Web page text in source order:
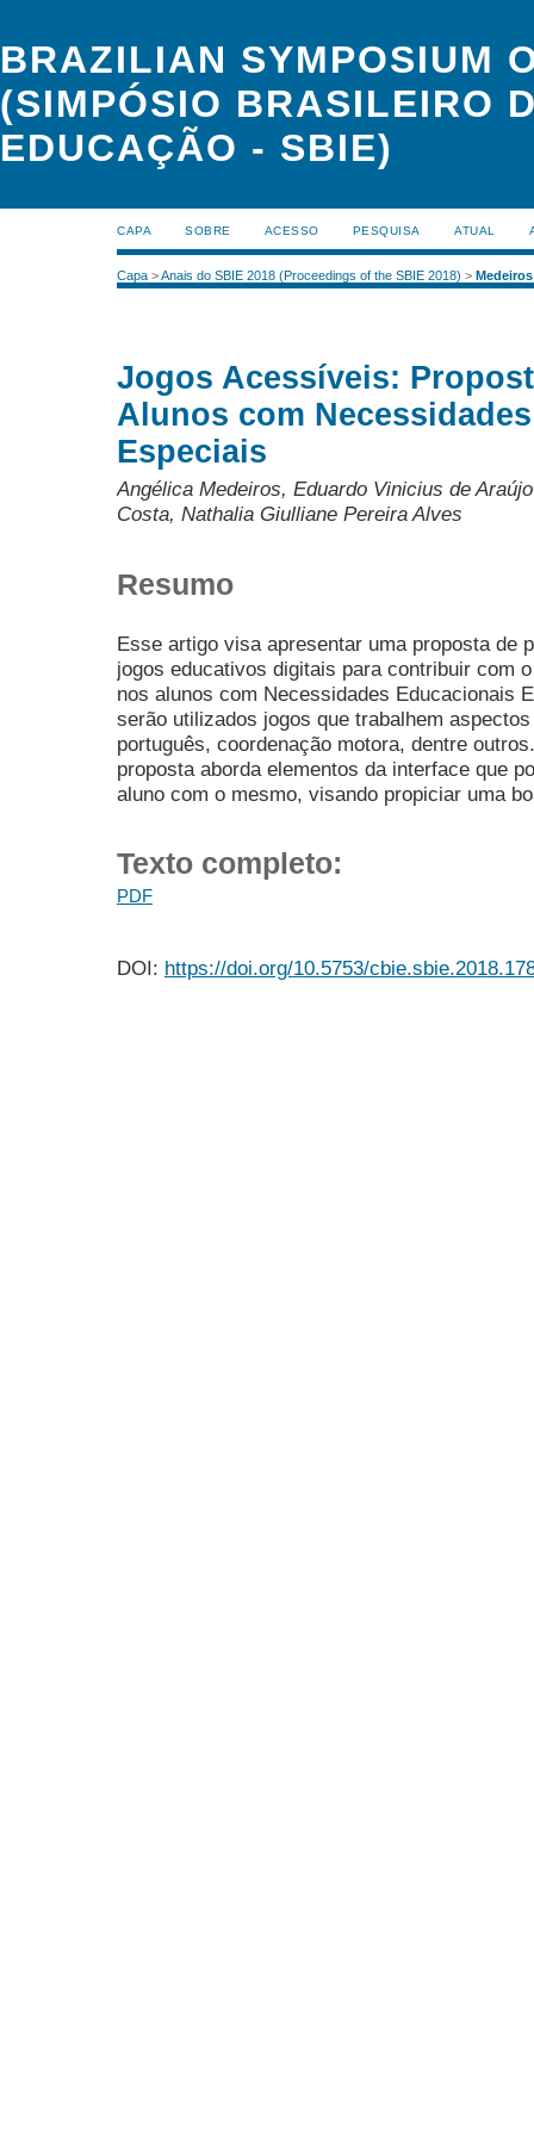
BRAZILIAN SYMPOSIUM
(SIMPÓSIO BRASILEIRO
EDUCAÇÃO - SBIE)
CAPA SOBRE ACESSO PESQUISA ATUAL
Capa >Anais do SBIE 2018 (Proceedings of the SBIE 2018) > Medeiros
Jogos Acessíveis:
Alunos com
Especiais
Angélica Medeiros, Eduardo Vinicius de
Costa, Nathalia Giulliane Pereira Alves
Resumo
Esse artigo visa apresentar uma proposta de
jogos educativos digitais para contribuir com
nos alunos com Necessidades Educacionais
serão utilizados jogos que trabalhem
português, coordenação motora, dentre
proposta aborda elementos da interface que
aluno com o mesmo, visando propiciar uma
Texto completo:
PDF
DOI: https://doi.org/10.5753/